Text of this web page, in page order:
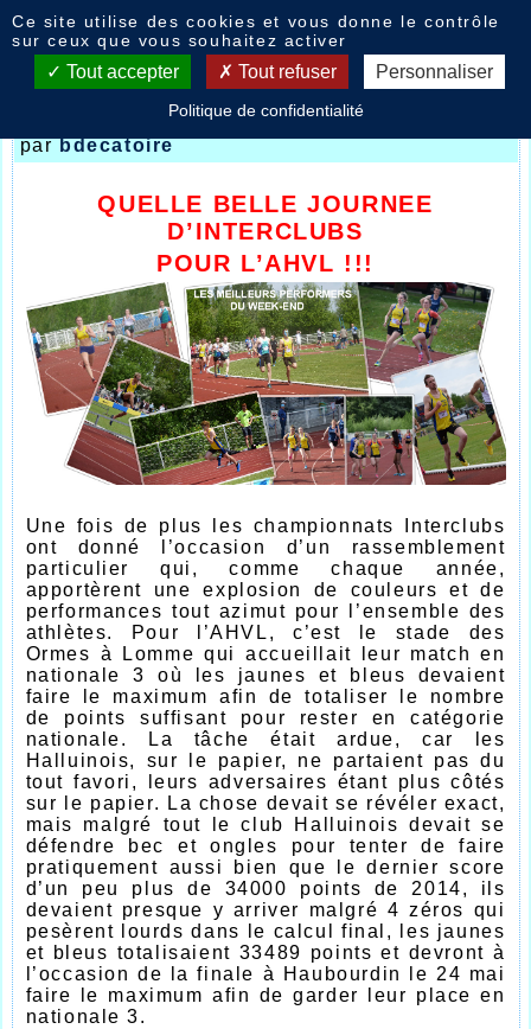
Nouvelles
1er tour Interclubs 2015
parbdecatoire
QUELLE BELLE JOURNEE
D’INTERCLUBS
POUR L’AHVL !!!
Une fois de plus les championnats Interclubs
ont donné l’occasion d’un rassemblement
particulier qui, comme chaque année,
apportèrent une explosion de couleurs et de
performances tout azimut pour l’ensemble des
athlètes. Pour l’AHVL, c’est le stade des
Ormes à Lomme qui accueillait leur match en
nationale 3 où les jaunes et bleus devaient
faire le maximum afin de totaliser le nombre
de points suffisant pour rester en catégorie
nationale. La tâche était ardue, car les
Halluinois, sur le papier, ne partaient pas du
tout favori, leurs adversaires étant plus côtés
sur le papier. La chose devait se révéler exact,
mais malgré tout le club Halluinois devait se
défendre bec et ongles pour tenter de faire
pratiquement aussi bien que le dernier score
d’un peu plus de 34000 points de 2014, ils
devaient presque y arriver malgré 4 zéros qui
pesèrent lourds dans le calcul final, les jaunes
et bleus totalisaient 33489 points et devront à
l’occasion de la finale à Haubourdin le 24 mai
faire le maximum afin de garder leur place en
nationale 3.
Ce site utilise des cookies et vous donne le contrôle
sur ceux que vous souhaitez activer
Tout accepter Tout refuser Personnaliser
Politique de confidentialité